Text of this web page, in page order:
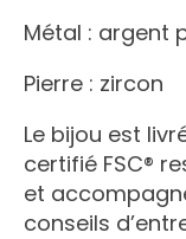
Métal : argent
Pierre : zircon
Le bijou est
certifié FSC®
et
conseils